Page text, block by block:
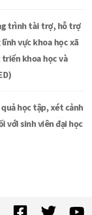
trình tài trợ, hỗ trợ
vực khoa học xã
triển khoa học và
học tập, xét cảnh
với sinh viên đại học